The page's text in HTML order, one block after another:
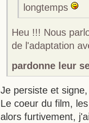
longtemps
Heu !!! Nous
de l'adaptation
pardonne leur
Je persiste et
Le coeur du film,
alors furtivement,